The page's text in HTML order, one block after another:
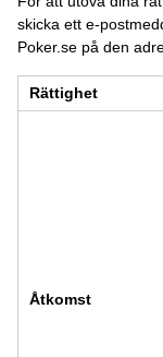
skicka ett e-
Poker.se på den
Rättighet
Åtkomst